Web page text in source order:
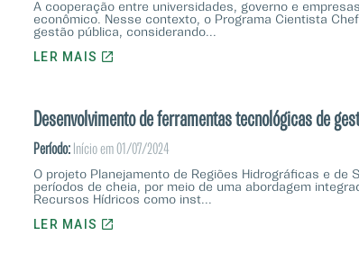
A cooperação entre universidades, governo e
econômico. Nesse contexto, o Programa Cientista
gestão pública, considerando...
LER MAIS
Desenvolvimento de ferramentas tecnológicas de
Período: Início em 01/07/2024
O projeto Planejamento de Regiões Hidrográficas e
períodos de cheia, por meio de uma abordagem
Recursos Hídricos como inst...
LER MAIS